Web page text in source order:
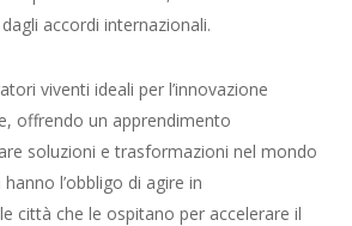
accordi internazionali.
viventi ideali per l’innovazione
offrendo un apprendimento
soluzioni e trasformazioni nel mondo
l’obbligo di agire in
città che le ospitano per accelerare il